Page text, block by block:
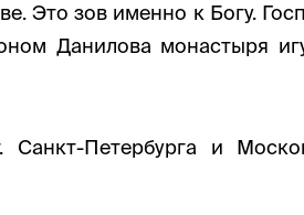
Это зов именно к Богу.
Данилова монастыря
Петербурга и